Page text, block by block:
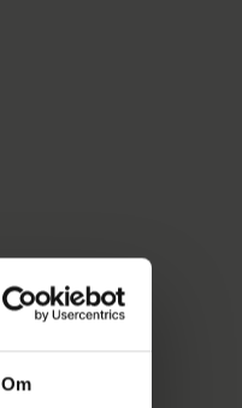
Om